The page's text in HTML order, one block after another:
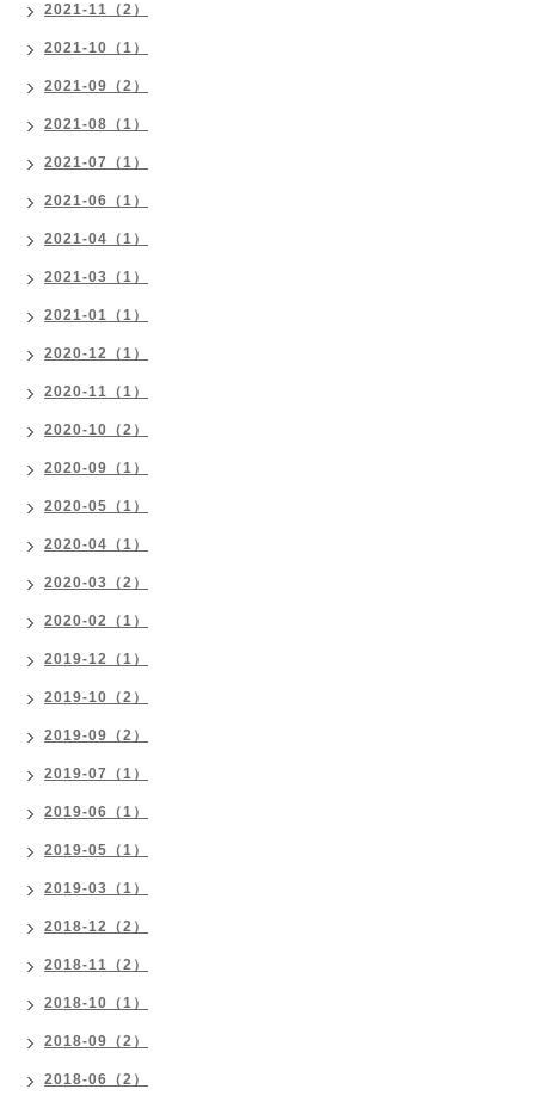
2021-11（2）
2021-10（1）
2021-09（2）
2021-08（1）
2021-07（1）
2021-06（1）
2021-04（1）
2021-03（1）
2021-01（1）
2020-12（1）
2020-11（1）
2020-10（2）
2020-09（1）
2020-05（1）
2020-04（1）
2020-03（2）
2020-02（1）
2019-12（1）
2019-10（2）
2019-09（2）
2019-07（1）
2019-06（1）
2019-05（1）
2019-03（1）
2018-12（2）
2018-11（2）
2018-10（1）
2018-09（2）
2018-06（2）